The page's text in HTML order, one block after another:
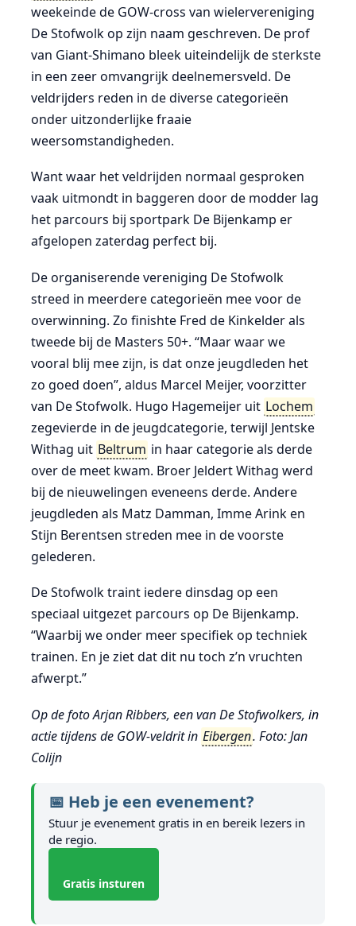
weekeinde de GOW-cross van wielervereniging
De Stofwolk op zijn naam geschreven. De prof
van Giant-Shimano bleek uiteindelijk de sterkste
in een zeer omvangrijk deelnemersveld. De
veldrijders reden in de diverse categorieën
onder uitzonderlijke fraaie
weersomstandigheden.
Want waar het veldrijden normaal gesproken
vaak uitmondt in baggeren door de modder lag
het parcours bij sportpark De Bijenkamp er
afgelopen zaterdag perfect bij.
De organiserende vereniging De Stofwolk
streed in meerdere categorieën mee voor de
overwinning. Zo finishte Fred de Kinkelder als
tweede bij de Masters 50+. “Maar waar we
vooral blij mee zijn, is dat onze jeugdleden het
zo goed doen”, aldus Marcel Meijer, voorzitter
van De Stofwolk. Hugo Hagemeijer uit Lochem
zegevierde in de jeugdcategorie, terwijl Jentske
Withag uit Beltrum in haar categorie als derde
over de meet kwam. Broer Jeldert Withag werd
bij de nieuwelingen eveneens derde. Andere
jeugdleden als Matz Damman, Imme Arink en
Stijn Berentsen streden mee in de voorste
gelederen.
De Stofwolk traint iedere dinsdag op een
speciaal uitgezet parcours op De Bijenkamp.
“Waarbij we onder meer specifiek op techniek
trainen. En je ziet dat dit nu toch z’n vruchten
afwerpt.”
Op de foto Arjan Ribbers, een van De Stofwolkers, in
actie tijdens de GOW-veldrit in Eibergen. Foto: Jan
Colijn
📅 Heb je een evenement?
Stuur je evenement gratis in en bereik lezers in
de regio.
Gratis insturen